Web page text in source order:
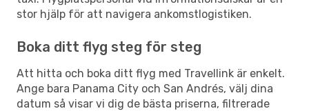
stor hjälp för att navigera ankomstlogistiken.
Boka ditt flyg steg för steg
Att hitta och boka ditt flyg med Travellink är enkelt.
Ange bara Panama City och San Andrés, välj dina
datum så visar vi dig de bästa priserna, filtrerade